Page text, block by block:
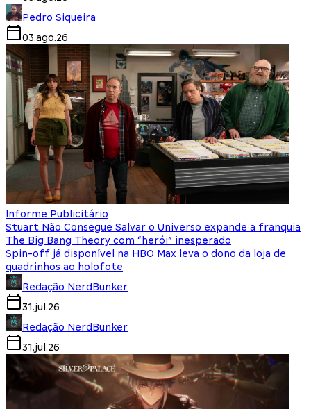
Pedro Siqueira
03.ago.26
Informe Publicitário
Stuart Não Consegue Salvar o Universo expande a franquia
The Big Bang Theory com “herói” inesperado
Spin-off já disponível na HBO Max leva o dono da loja de
quadrinhos ao holofote
Redação NerdBunker
31.jul.26
Redação NerdBunker
31.jul.26